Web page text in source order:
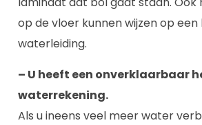
op de vloer kunnen wijzen op een
waterleiding.
– U heeft een onverklaarbaar
waterrekening.
Als u ineens veel meer water